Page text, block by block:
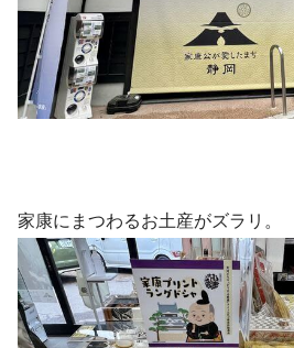
家康にまつわるお土産がズラリ。